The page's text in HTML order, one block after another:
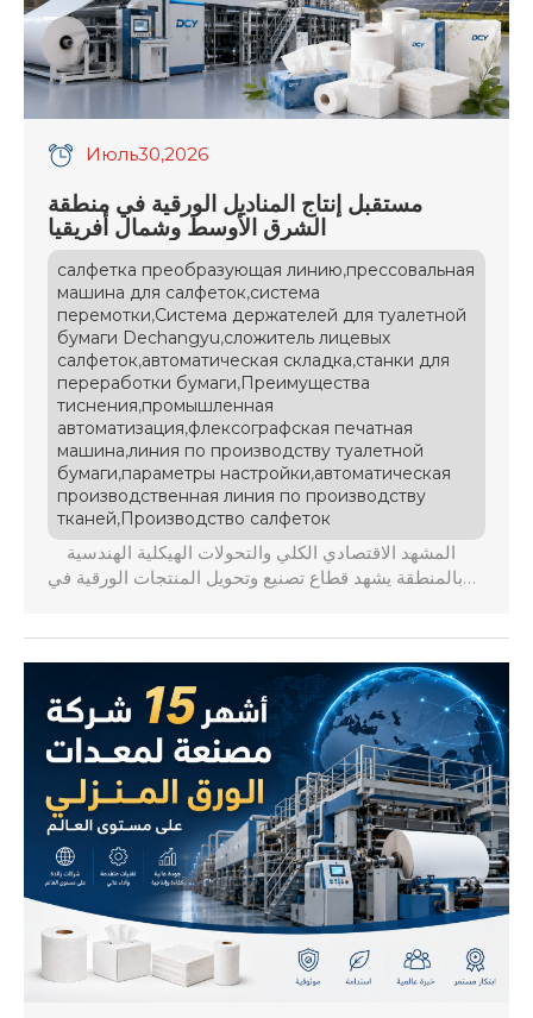
Июль30,2026
مستقبل إنتاج المناديل الورقية في منطقة
الشرق الأوسط وشمال أفريقيا
салфетка преобразующая линию,прессовальная
машина для салфеток,система
перемотки,Система держателей для туалетной
бумаги Dechangyu,сложитель лицевых
салфеток,автоматическая складка,станки для
переработки бумаги,Преимущества
тиснения,промышленная
автоматизация,флексографская печатная
машина,линия по производству туалетной
бумаги,параметры настройки,автоматическая
производственная линия по производству
тканей,Производство салфеток
بالمنطقة يشهد قطاع تصنيع وتحويل المنتجات الورقية في
والتوسع العمراني الفاخر، وازدهار قطاعات الضيافة
والطيران والرعاية الصحية. تواجه المصانع ضغوطاً متصاعدة
ناتجة عن […]